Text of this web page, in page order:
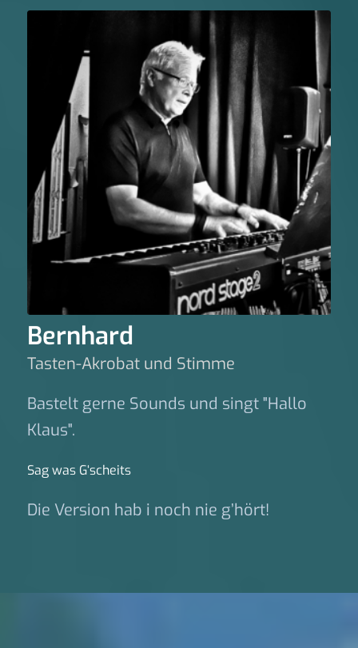
Bernhard
Tasten-Akrobat und Stimme
Bastelt gerne Sounds und singt "Hallo
Klaus".
Sag was G‘scheits
Die Version hab i noch nie g’hört!